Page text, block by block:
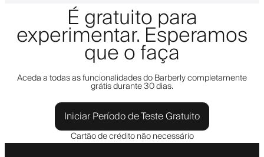
É gratuito para
experimentar. Esperamos
que o faça
Aceda a todas as funcionalidades do Barberly completamente
grátis durante 30 dias.
Iniciar Período de Teste Gratuito
Cartão de crédito não necessário